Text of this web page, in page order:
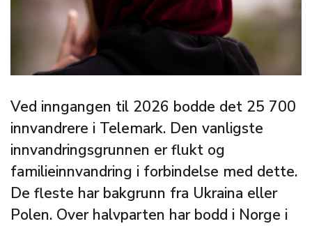
Ved inngangen til 2026 bodde det 25 700
innvandrere i Telemark. Den vanligste
innvandringsgrunnen er flukt og
familieinnvandring i forbindelse med dette.
De fleste har bakgrunn fra Ukraina eller
Polen. Over halvparten har bodd i Norge i